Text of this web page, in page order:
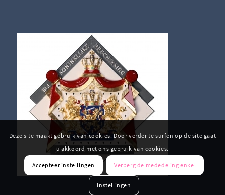
Deze site maakt gebruik van cookies. Door verder te surfen op de site gaat
u akkoord met ons gebruik van cookies.
Accepteer instellingen Verberg de mededeling enkel
Instellingen